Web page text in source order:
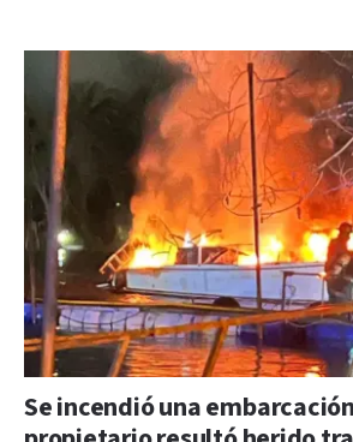
Se incendió una